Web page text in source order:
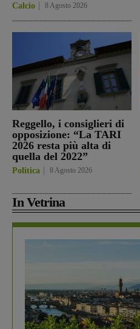
Calcio 8 Agosto 2026
Reggello, i consiglieri di
opposizione: “La TARI
2026 resta più alta di
quella del 2022”
Politica 8 Agosto 2026
In Vetrina